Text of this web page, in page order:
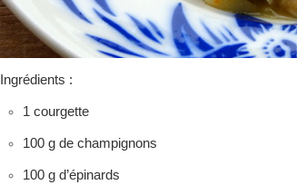
Ingrédients :
1 courgette
100 g de champignons
100 g d’épinards